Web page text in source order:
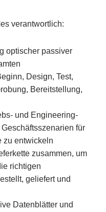
verantwortlich:
optischer passiver
Design, Test,
Bereitstellung,
und Engineering-
für
zu entwickeln
zusammen, um
richtigen
geliefert und
Datenblätter und